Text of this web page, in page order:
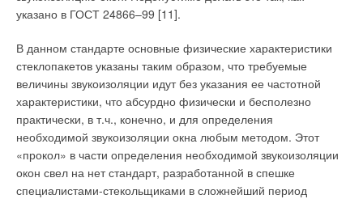
указано в ГОСТ 24866–99 [11].
В данном стандарте основные физические характеристики
стеклопакетов указаны таким образом, что требуемые
величины звукоизоляции идут без указания ее частотной
характеристики, что абсурдно физически и бесполезно
практически, в т.ч., конечно, и для определения
необходимой звукоизоляции окна любым методом. Этот
«прокол» в части определения необходимой звукоизоляции
окон свел на нет стандарт, разработанной в спешке
специалистами-стекольщиками в сложнейший период